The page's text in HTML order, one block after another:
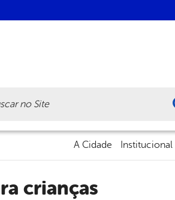
A Cidade Institucional
crianças